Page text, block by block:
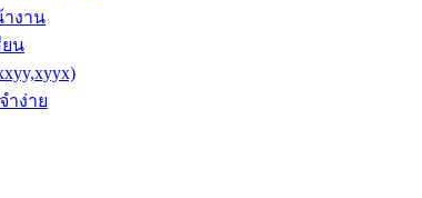
างาน
ยน
ำง่าย